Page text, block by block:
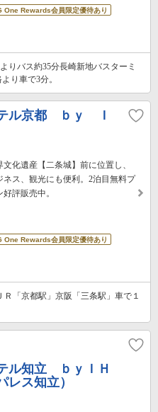
One Rewards会員限定優待あり
りバス約35分長崎新地バスターミ
り車で3分。
ル京都 ｂｙ Ｉ
文化遺産【二条城】前に位置し、
ネス、観光にも便利。2泊目無料プ
好評販売中。
One Rewards会員限定優待あり
「京都駅」京阪「三条駅」車で１
ル知立 ｂｙＩＨ
レス知立）